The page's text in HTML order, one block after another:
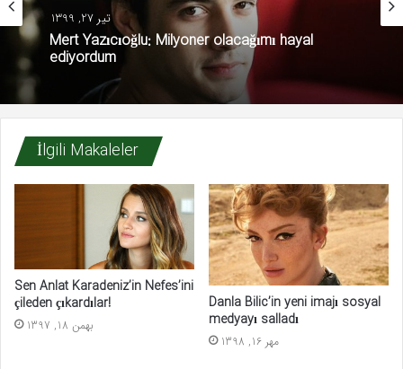
تیر 27, 1399
Mert Yazıcıoğlu: Milyoner olacağımı hayal
ediyordum
İlgili Makaleler
Sen Anlat Karadeniz’in Nefes’ini
çileden çıkardılar!
بهمن 18, 1397
Danla Bilic’in yeni imajı sosyal
medyayı salladı
مهر 16, 1398